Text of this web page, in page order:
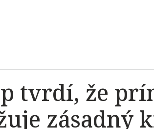
tvrdí, že
zásadný